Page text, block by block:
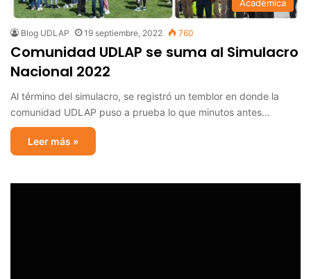
Académica
Blog UDLAP 19 septiembre, 2022 760
Comunidad UDLAP se suma al Simulacro
Nacional 2022
Al término del simulacro, se registró un temblor en donde la
comunidad UDLAP puso a prueba lo que minutos antes…
Leer más »